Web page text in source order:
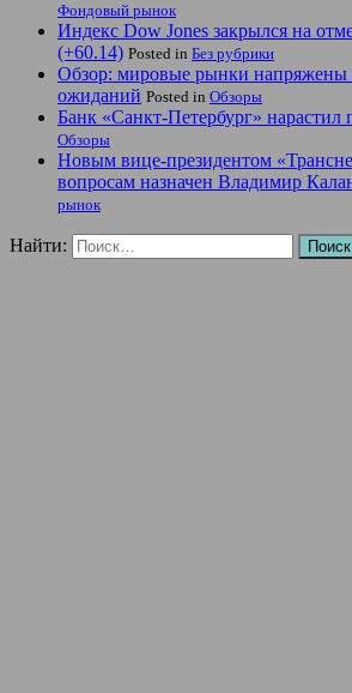
Фондовый рынок
Индекс Dow Jones закрылся на
(+60.14) Posted in Без рубрики
Обзор: мировые рынки напряжены
ожиданий Posted in Обзоры
Банк «Санкт-Петербург» нарастил
Обзоры
Новым вице-президентом
вопросам назначен Владимир
рынок
Найти: